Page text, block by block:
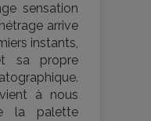
sensation
arrive
instants,
sa propre
à nous
la palette